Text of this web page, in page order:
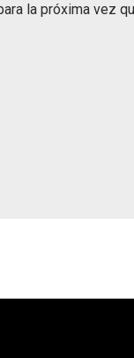
la próxima vez